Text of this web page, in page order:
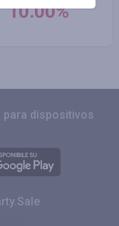
10.00%
dispositivos